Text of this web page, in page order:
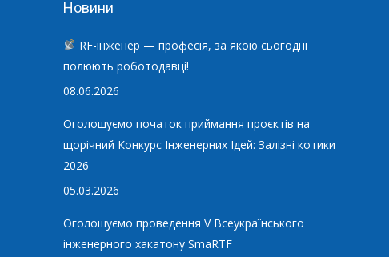
Новини
RF-інженер — професія, за якою сьогодні
полюють роботодавці!
08.06.2026
Оголошуємо початок приймання проєктів на
щорічний Конкурс Інженерних Ідей: Залізні котики
2026
05.03.2026
Оголошуємо проведення V Всеукраїнського
інженерного хакатону SmaRTF